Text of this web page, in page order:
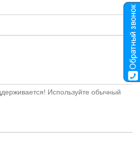
Используйте обычный